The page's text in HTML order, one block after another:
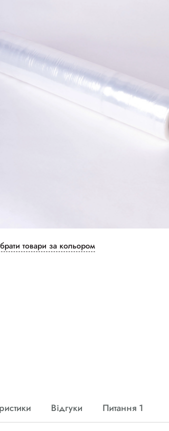
товари за кольором
Відгуки Питання 1